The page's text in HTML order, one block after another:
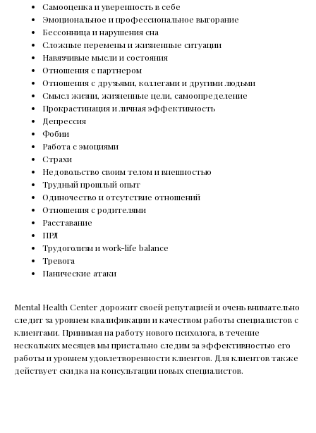
Самооценка и уверенность в себе
Эмоциональное и профессиональное выгорание
Бессонница и нарушения сна
Сложные перемены и жизненные ситуации
Навязчивые мысли и состояния
Отношения с партнером
Отношения с друзьями, коллегами и другими людьми
Смысл жизни, жизненные цели, самоопределение
Прокрастинация и личная эффективность
Депрессия
Фобии
Работа с эмоциями
Страхи
Недовольство своим телом и внешностью
Трудный прошлый опыт
Одиночество и отсутствие отношений
Отношения с родителями
Расставание
ПРЛ
Трудоголизм и work-life balance
Тревога
Панические атаки
Mental Health Center дорожит своей репутацией и очень внимательно
следит за уровнем квалификации и качеством работы специалистов с
клиентами. Принимая на работу нового психолога, в течение
нескольких месяцев мы пристально следим за эффективностью его
работы и уровнем удовлетворенности клиентов. Для клиентов также
действует скидка на консультации новых специалистов.